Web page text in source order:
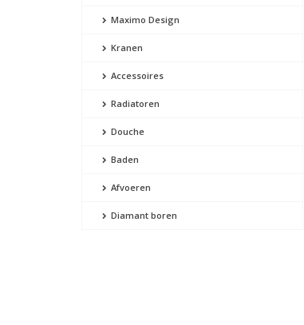
Maximo Design
Kranen
Accessoires
Radiatoren
Douche
Baden
Afvoeren
Diamant boren